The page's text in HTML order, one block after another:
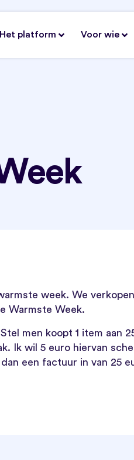
Het platform Voor wie
week. We
Warmste Week.
men koopt 1 item aan
Ik wil 5 euro hiervan
een factuur in van 25